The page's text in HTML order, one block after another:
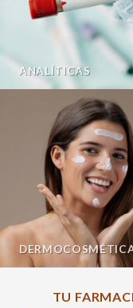
ANALÍTICAS
TU